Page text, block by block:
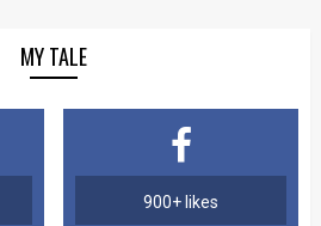
MY TALE
900+ likes